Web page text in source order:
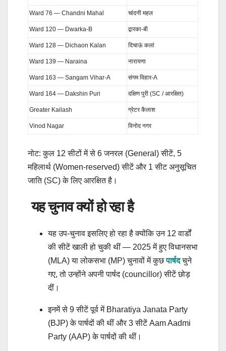
Ward 76 — Chandni Mahal चांदनी महल
Ward 120 — Dwarka-B द्वारका-बी
Ward 128 — Dichaon Kalan दिचाऊं कलां
Ward 139 — Naraina नारायणा
Ward 163 — Sangam Vihar-A संगम विहार-A
Ward 164 — Dakshin Puri दक्षिण पुरी (SC / आरक्षित)
Greater Kailash ग्रेटर कैलाश
Vinod Nagar विनोद नगर
नोट: कुल 12 सीटों में से 6 जनरल (General) सीटें, 5
महिलार्थ (Women-reserved) सीटें और 1 सीट अनुसूचित
जाति (SC) के लिए आरक्षित है।
यह चुनाव क्यों हो रहा है
यह उप-चुनाव इसलिए हो रहा है क्योंकि उन 12 वार्डों
की सीटें खाली हो चुकी थीं — 2025 में हुए विधानसभा
(MLA) या लोकसभा (MP) चुनावों में कुछपार्षद चुने
गए, तो उन्होंने अपनी पार्षद (councillor) सीटें छोड़
दीं।
इनमें से 9 सीटें पूर्व में Bharatiya Janata Party
(BJP) के पार्षदों की थीं और 3 सीटें Aam Aadmi
Party (AAP) के पार्षदों की थीं।